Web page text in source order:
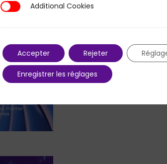
Perspectives de
Article par PMP Strategy et
Additional Cookies
Additional Cookies
Accepter Rejeter
Enregistrer les réglages